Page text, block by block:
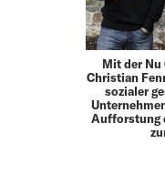
Mit der
Christian
sozialer
Aufforstung